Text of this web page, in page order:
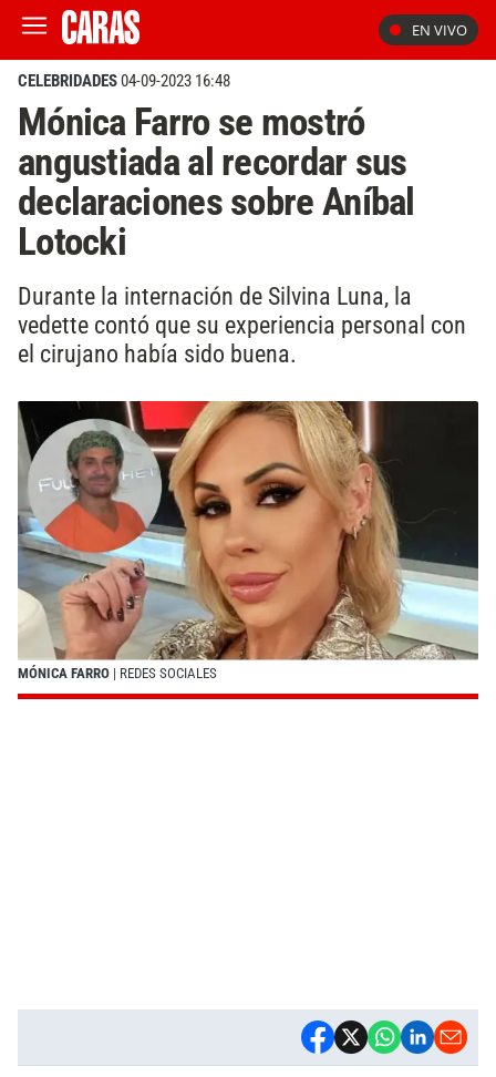
EN VIVO
CELEBRIDADES04-09-2023 16:48
Mónica Farro se mostró
angustiada al recordar sus
declaraciones sobre Aníbal
Lotocki
Durante la internación de Silvina Luna, la
vedette contó que su experiencia personal con
el cirujano había sido buena.
MÓNICA FARRO | REDES SOCIALES